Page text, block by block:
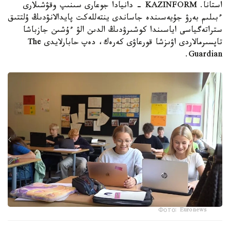
استانا. KAZINFORM - دانيادا جوعارى سىنىپ وقۋشىلارى
ءبىلىم بەرۋ جۇيەسىندە جاساندى ينتەللەكت پايدالانۋدىڭ ۇلتتىق
ستراتەگياسى اياسىندا كوشىرۋدىڭ الدىن الۋ ءۇشىن جازباشا
تاپسىرمالاردى اۋىزشا قورعاۋى كەرەك، دەپ حابارلايدى The
Guardian.
Фото: Euronews